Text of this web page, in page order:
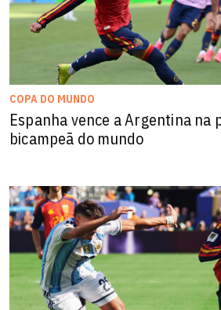
COPA DO MUNDO
Espanha vence a Argentina na
bicampeã do mundo